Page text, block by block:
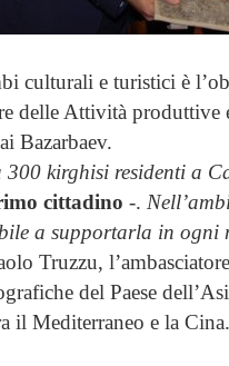
culturali e turistici è
delle Attività
Bazarbaev.
300 kirghisi residenti a
cittadino -.
a supportarla in ogni
Truzzu,
del Paese
il Mediterraneo e la